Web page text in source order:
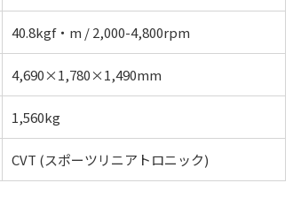
40.8kgf・m / 2,000-4,800rpm
4,690×1,780×1,490mm
1,560kg
CVT (スポーツリニアトロニック)